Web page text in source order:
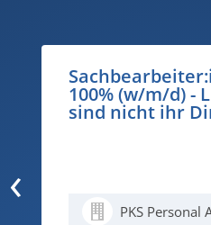
Einkauf
‹